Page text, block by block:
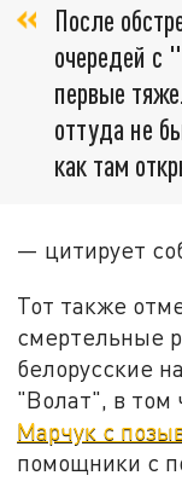
После
очередей с
первые
оттуда не
как там
— цитирует
Тот также
смертельные
белорусские
"Волат", в том
Марчук с
помощники с